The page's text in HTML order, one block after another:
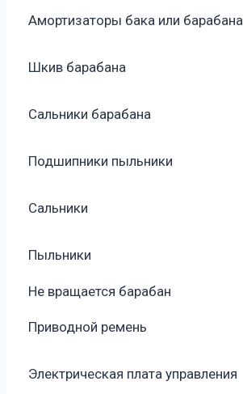
Амортизаторы бака или барабана
Шкив барабана
Сальники барабана
Подшипники пыльники
Сальники
Пыльники
Не вращается барабан
Приводной ремень
Электрическая плата управления